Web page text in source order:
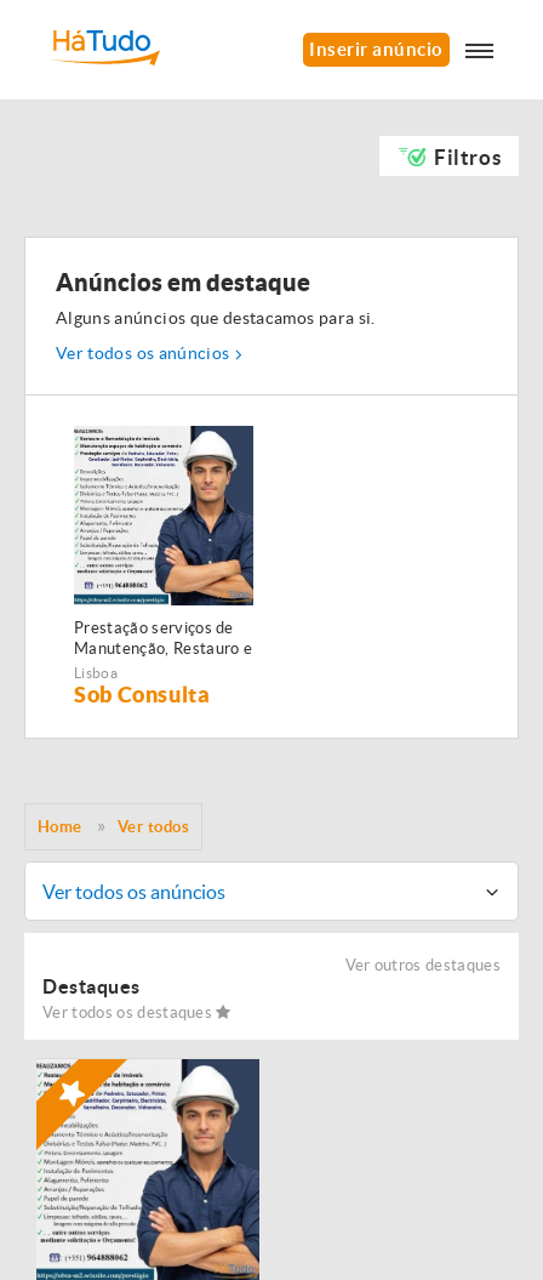
Inserir anúncio
Filtros
Anúncios em destaque
Alguns anúncios que destacamos para si.
Ver todos os anúncios
Prestação serviços de
Manutenção, Restauro e
Remodelação de
imóveis!
Lisboa
Sob Consulta
Home Ver todos
Ver todos os anúncios
Ver outros destaques
Destaques
Ver todos os destaques